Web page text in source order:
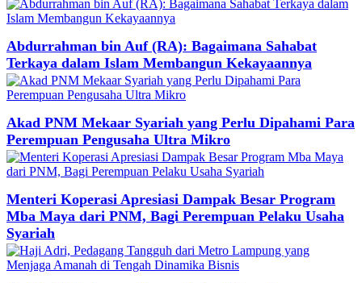
Abdurrahman bin Auf (RA): Bagaimana Sahabat
Terkaya dalam Islam Membangun Kekayaannya
Akad PNM Mekaar Syariah yang Perlu Dipahami Para
Perempuan Pengusaha Ultra Mikro
Menteri Koperasi Apresiasi Dampak Besar Program
Mba Maya dari PNM, Bagi Perempuan Pelaku Usaha
Syariah